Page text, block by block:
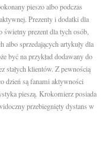
pieszo albo podczas
Prezenty i dodatki dla
prezent dla tych osób,
albo sprzedających artykuły dla
być na przykład dodawany do
stałych klientów. Z pewnością
dzień są fanami aktywności
pieszą. Krokomierz posiada
przebiegnięty dystans w